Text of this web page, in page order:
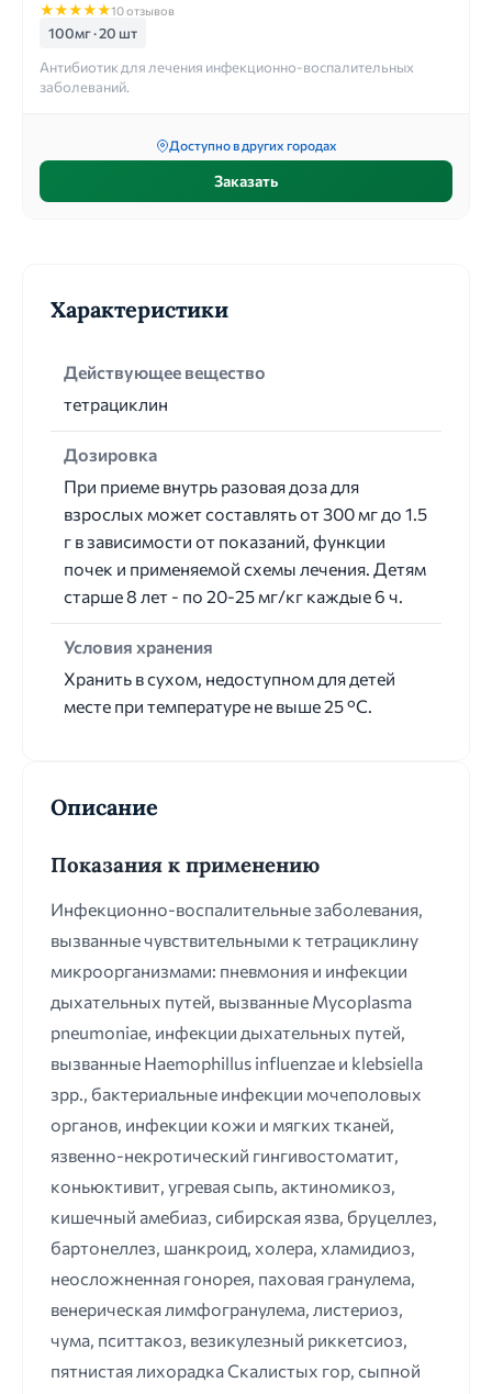
★★★★★10 отзывов
100мг · 20 шт
Антибиотик для лечения инфекционно-воспалительных
заболеваний.
Доступно в других городах
Заказать
Характеристики
Действующее вещество
тетрациклин
Дозировка
При приеме внутрь разовая доза для
взрослых может составлять от 300 мг до 1.5
г в зависимости от показаний, функции
почек и применяемой схемы лечения. Детям
старше 8 лет - по 20-25 мг/кг каждые 6 ч.
Условия хранения
Хранить в сухом, недоступном для детей
месте при температуре не выше 25 °С.
Описание
Показания к применению
Инфекционно-воспалительные заболевания,
вызванные чувствительными к тетрациклину
микроорганизмами: пневмония и инфекции
дыхательных путей, вызванные Мycoplasma
рneumoniае, инфекции дыхательных путей,
вызванные Наеmophillus influenzае и klebsiella
зрр., бактериальные инфекции мочеполовых
органов, инфекции кожи и мягких тканей,
язвенно-некротический гингивостоматит,
коньюктивит, угревая сыпь, актиномикоз,
кишечный амебиаз, сибирская язва, бруцеллез,
бартонеллез, шанкроид, холера, хламидиоз,
неосложненная гонорея, паховая гранулема,
венерическая лимфогранулема, листериоз,
чума, пситтакоз, везикулезный риккетсиоз,
пятнистая лихорадка Скалистых гор, сыпной